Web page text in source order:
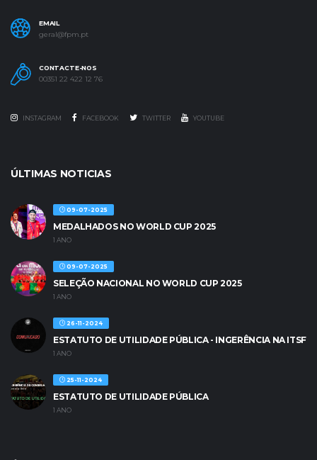
EMAIL
geral@fpm.pt
CONTACTE-NOS
00351 22 422 12 76
INSTAGRAM FACEBOOK TWITTER YOUTUBE
ÚLTIMAS NOTICIAS
09-07-2025
MEDALHADOS NO WORLD CUP 2025
1 ANO
09-07-2025
SELEÇÃO NACIONAL NO WORLD CUP 2025
1 ANO
26-11-2024
ESTATUTO DE UTILIDADE PÚBLICA - INGERÊNCIA NA ITSF
1 ANO
25-11-2024
ESTATUTO DE UTILIDADE PÚBLICA
1 ANO